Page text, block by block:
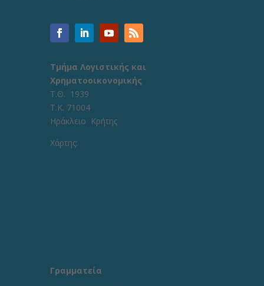
Τμήμα Λογιστικής και
Χρηματοοικονομικής
Τ.Θ. 1939
Τ.Κ. 71004
Ηράκλειο Κρήτης
Χάρτης:
Γραμματεία